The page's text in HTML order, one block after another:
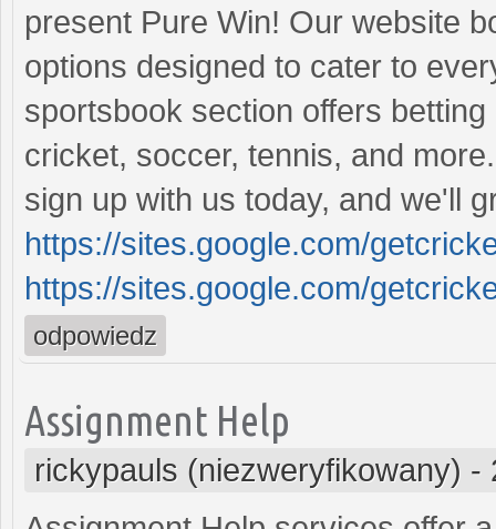
present Pure Win! Our website
options designed to cater to
sportsbook section offers
cricket, soccer, tennis, and
sign up with us today, and we'll
https://sites.google.com/
https://sites.google.com/
odpowiedz
Assignment Help
rickypauls (niezweryfikowany) -